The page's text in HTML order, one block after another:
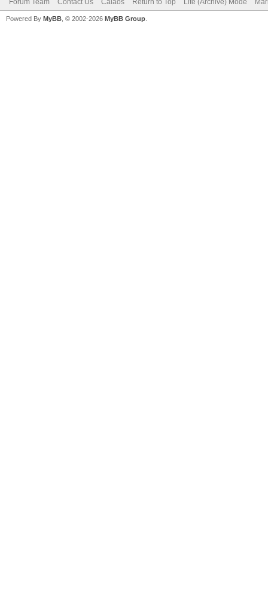
Forum Team Contact Us Calaos Return to Top Lite (Archive) Mode
Powered By MyBB , © 2002-2026 MyBB Group